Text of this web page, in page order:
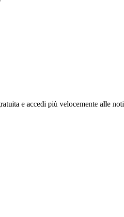
e accedi più velocemente alle